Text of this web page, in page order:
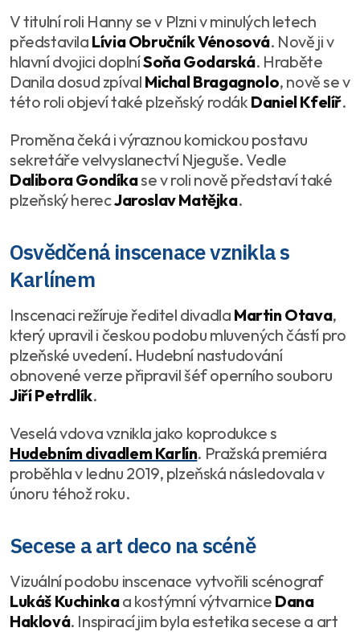
V titulní roli Hanny se v Plzni v minulých letech
představila Lívia Obručník Vénosová. Nově ji v
hlavní dvojici doplníSoňa Godarská. Hraběte
Danila dosud zpíval Michal Bragagnolo, nově se v
této roli objeví také plzeňský rodák Daniel Kfelíř.
Proměna čeká i výraznou komickou postavu
sekretáře velvyslanectví Njeguše. Vedle
Dalibora Gondíkase v roli nově představí také
plzeňský herecJaroslav Matějka.
Osvědčená inscenace vznikla s
Karlínem
Inscenaci režíruje ředitel divadla Martin Otava,
který upravil i českou podobu mluvených částí pro
plzeňské uvedení. Hudební nastudování
obnovené verze připravil šéf operního souboru
Jiří Petrdlík.
Veselá vdova vznikla jako koprodukce s
Hudebním divadlem Karlín. Pražská premiéra
proběhla v lednu 2019, plzeňská následovala v
únoru téhož roku.
Secese a art deco na scéně
Vizuální podobu inscenace vytvořili scénograf
Lukáš Kuchinkaa kostýmní výtvarnice Dana
Haklová. Inspirací jim byla estetika secese a art